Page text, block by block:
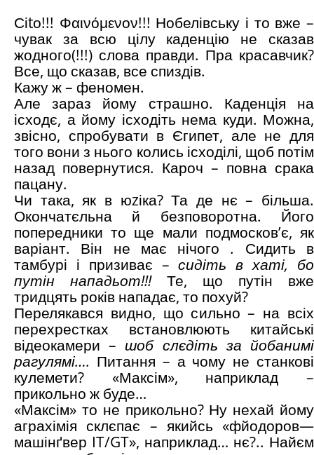
Сіtо!!! Φαινόμενον!!! Нобелівську і то вже –
чувак за всю цілу каденцію не сказав
жодного(!!!) слова правди. Пра красавчик?
Все, що сказав, все спиздів.
Кажу ж – феномен.
Але зараз йому страшно. Каденція на
ісходє, а йому ісходіть нема куди. Можна,
звісно, спробувати в Єгипет, але не для
того вони з нього колись ісходілі, щоб потім
назад повернутися. Кароч – повна срака
пацану.
Чи така, як в юzіка? Та де нє – більша.
Окончатєльна й безповоротна. Його
попередники то ще мали подмосков’є, як
варіант. Він не має нічого . Сидить в
тамбурі і призиває –сидіть в хаті, бо
путін нападьот!!!Те, що путін вже
тридцять років нападає, то похуй?
Перелякався видно, що сильно – на всіх
перехрестках встановлюють китайські
відеокамери – шоб слєдіть за йобанимі
рагулямі…. Питання – а чому не станкові
кулемети? «Максім», наприклад –
прикольно ж буде…
«Максім» то не прикольно? Ну нехай йому
аграхімія склєпає – якийсь «фйодоров—
машінґвер IT/GT», наприклад… нє?.. Найєм